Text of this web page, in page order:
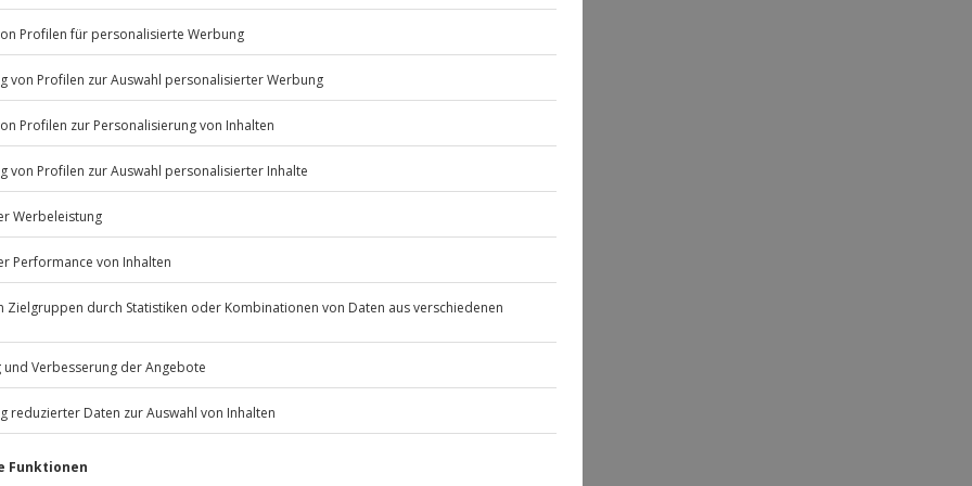
3 Jahre in Besitz)
auch in bar
Listenansicht
Jochen SchweizerGmbH
81671 München
außer an bundesweiten